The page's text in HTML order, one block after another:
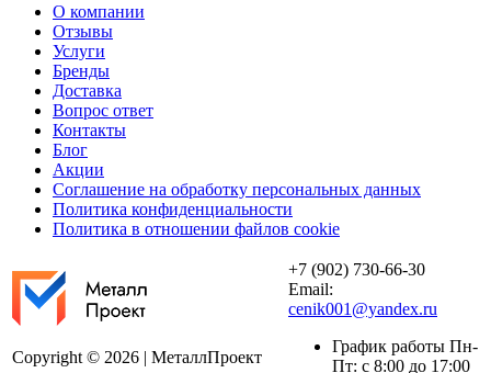
О компании
Отзывы
Услуги
Бренды
Доставка
Вопрос ответ
Контакты
Блог
Акции
Соглашение на обработку персональных данных
Политика конфиденциальности
Политика в отношении файлов cookie
Copyright © 2026 | МеталлПроект
+7 (902) 730-66-30
Email:
cenik001@yandex.ru
График работы Пн-
Пт: с 8:00 до 17:00